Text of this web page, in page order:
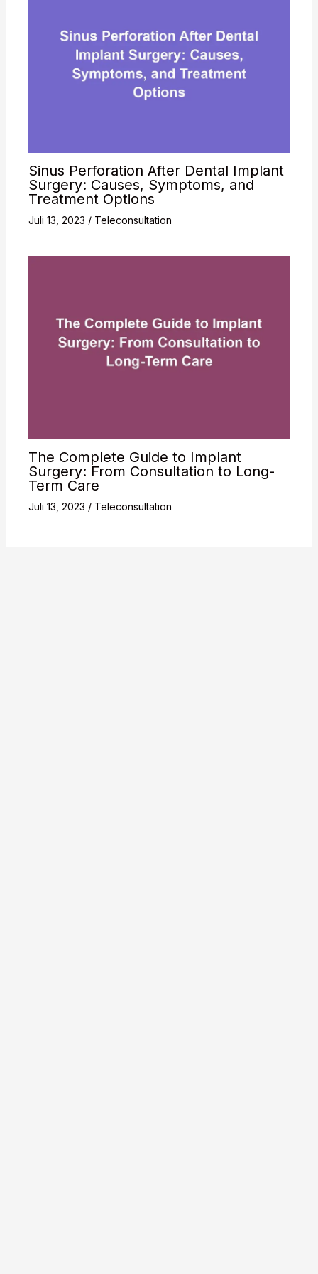
Sinus Perforation After Dental Implant
Surgery: Causes, Symptoms, and
Treatment Options
Juli 13, 2023 / Teleconsultation
The Complete Guide to Implant
Surgery: From Consultation to Long-
Term Care
Juli 13, 2023 / Teleconsultation